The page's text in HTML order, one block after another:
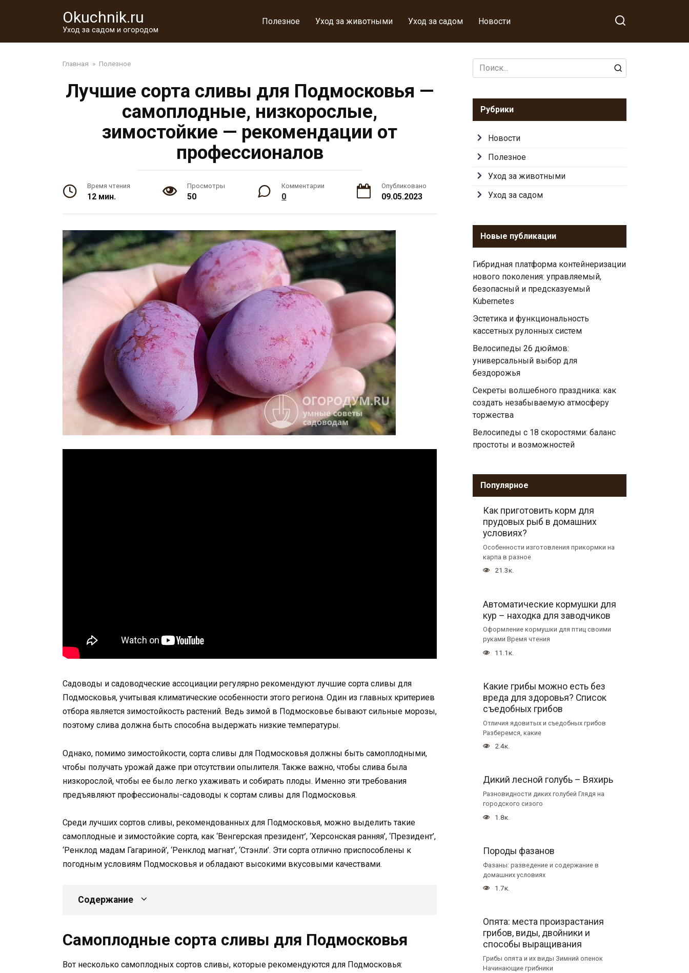
Okuchnik.ru
Уход за садом и огородом
Полезное Уход за животными Уход за садом Новости
Главная » Полезное
Лучшие сорта сливы для Подмосковья —
самоплодные, низкорослые,
зимостойкие — рекомендации от
профессионалов
Время чтения
12 мин.
Просмотры
50
Комментарии
0
Опубликовано
09.05.2023
Садоводы и садоводческие ассоциации регулярно рекомендуют лучшие сорта сливы для
Подмосковья, учитывая климатические особенности этого региона. Один из главных критериев
отбора является зимостойкость растений. Ведь зимой в Подмосковье бывают сильные морозы,
поэтому слива должна быть способна выдержать низкие температуры.
Однако, помимо зимостойкости, сорта сливы для Подмосковья должны быть самоплодными,
чтобы получать урожай даже при отсутствии опылителя. Также важно, чтобы слива была
низкорослой, чтобы ее было легко ухаживать и собирать плоды. Именно эти требования
предъявляют профессионалы-садоводы к сортам сливы для Подмосковья.
Среди лучших сортов сливы, рекомендованных для Подмосковья, можно выделить такие
самоплодные и зимостойкие сорта, как ‘Венгерская президент’, ‘Херсонская ранняя’, ‘Президент’,
‘Ренклод мадам Гагариной’, ‘Ренклод магнат’, ‘Стэнли’. Эти сорта отлично приспособлены к
погодным условиям Подмосковья и обладают высокими вкусовыми качествами.
Содержание
Самоплодные сорта сливы для Подмосковья
Вот несколько самоплодных сортов сливы, которые рекомендуются для Подмосковья:
Search
for:
Рубрики
Новости
Полезное
Уход за животными
Уход за садом
Новые публикации
Гибридная платформа контейнеризации
нового поколения: управляемый,
безопасный и предсказуемый
Kubernetes
Эстетика и функциональность
кассетных рулонных систем
Велосипеды 26 дюймов:
универсальный выбор для
бездорожья
Секреты волшебного праздника: как
создать незабываемую атмосферу
торжества
Велосипеды с 18 скоростями: баланс
простоты и возможностей
Популярное
Как приготовить корм для
прудовых рыб в домашних
условиях?
Особенности изготовления прикормки на
карпа в разное
21.3к.
Автоматические кормушки для
кур – находка для заводчиков
Оформление кормушки для птиц своими
руками Время чтения
11.1к.
Какие грибы можно есть без
вреда для здоровья? Список
съедобных грибов
Отличия ядовитых и съедобных грибов
Разберемся, какие
2.4к.
Дикий лесной голубь – Вяхирь
Разновидности диких голубей Глядя на
городского сизого
1.8к.
Породы фазанов
Фазаны: разведение и содержание в
домашних условиях
1.7к.
Опята: места произрастания
грибов, виды, двойники и
способы выращивания
Грибы опята и их виды Зимний опенок
Начинающие грибники